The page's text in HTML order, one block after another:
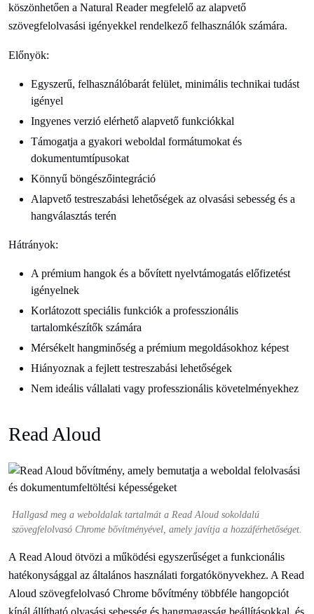
köszönhetően a Natural Reader megfelelő az alapvető
szövegfelolvasási igényekkel rendelkező felhasználók számára.
Előnyök:
Egyszerű, felhasználóbarát felület, minimális technikai tudást
igényel
Ingyenes verzió elérhető alapvető funkciókkal
Támogatja a gyakori weboldal formátumokat és
dokumentumtípusokat
Könnyű böngészőintegráció
Alapvető testreszabási lehetőségek az olvasási sebesség és a
hangválasztás terén
Hátrányok:
A prémium hangok és a bővített nyelvtámogatás előfizetést
igényelnek
Korlátozott speciális funkciók a professzionális
tartalomkészítők számára
Mérsékelt hangminőség a prémium megoldásokhoz képest
Hiányoznak a fejlett testreszabási lehetőségek
Nem ideális vállalati vagy professzionális követelményekhez
Read Aloud
Hallgasd meg a weboldalak tartalmát a Read Aloud sokoldalú
szövegfelolvasó Chrome bővítményével, amely javítja a hozzáférhetőséget.
A Read Aloud ötvözi a működési egyszerűséget a funkcionális
hatékonysággal az általános használati forgatókönyvekhez. A Read
Aloud szövegfelolvasó Chrome bővítmény többféle hangopciót
kínál állítható olvasási sebesség és hangmagasság beállításokkal, és